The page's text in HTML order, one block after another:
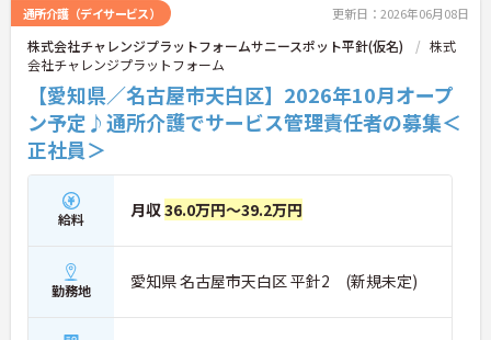
通所介護（デイサービス） 更新日：2026年06月08日
株式会社チャレンジプラットフォームサニースポット平針(仮名)
株式
会社チャレンジプラットフォーム
【愛知県／名古屋市天白区】2026年10月オープ
ン予定♪通所介護でサービス管理責任者の募集＜
正社員＞
給料 月収36.0万円～39.2万円
勤務地 愛知県 名古屋市天白区 平針2 (新規未定)